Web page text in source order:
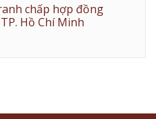
chấp hợp đồng
Hồ Chí Minh